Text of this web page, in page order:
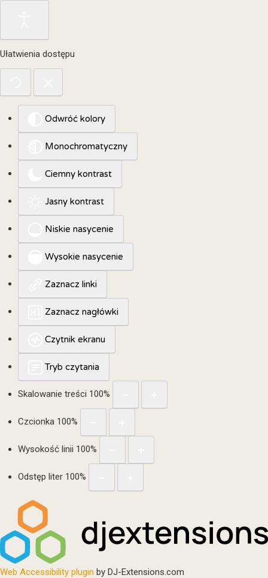
Ułatwienia dostępu
Odwróć kolory
Monochromatyczny
Ciemny kontrast
Jasny kontrast
Niskie nasycenie
Wysokie nasycenie
Zaznacz linki
Zaznacz nagłówki
Czytnik ekranu
Tryb czytania
Skalowanie treści 100%
Czcionka 100%
Wysokość linii 100%
Odstęp liter 100%
Web Accessibility plugin by DJ-Extensions.com